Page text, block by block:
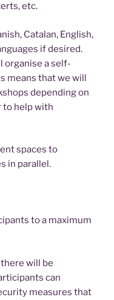
etc.
Catalan, English,
if desired.
organise a self-
means that we will
depending on
to help with
spaces to
in parallel.
to a maximum
will be
can
measures that